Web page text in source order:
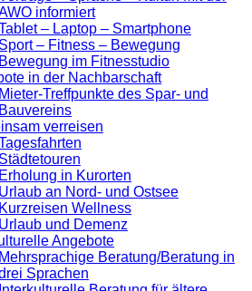
informiert
– Laptop – Smartphone
Sport – Fitness – Bewegung
Bewegung im Fitnesstudio
in der Nachbarschaft
Mieter-Treffpunkte des Spar- und
Bauvereins
verreisen
Städtetouren
Erholung in Kurorten
Urlaub an Nord- und Ostsee
Kurzreisen Wellness
Urlaub und Demenz
Angebote
Mehrsprachige Beratung/Beratung in
Sprachen